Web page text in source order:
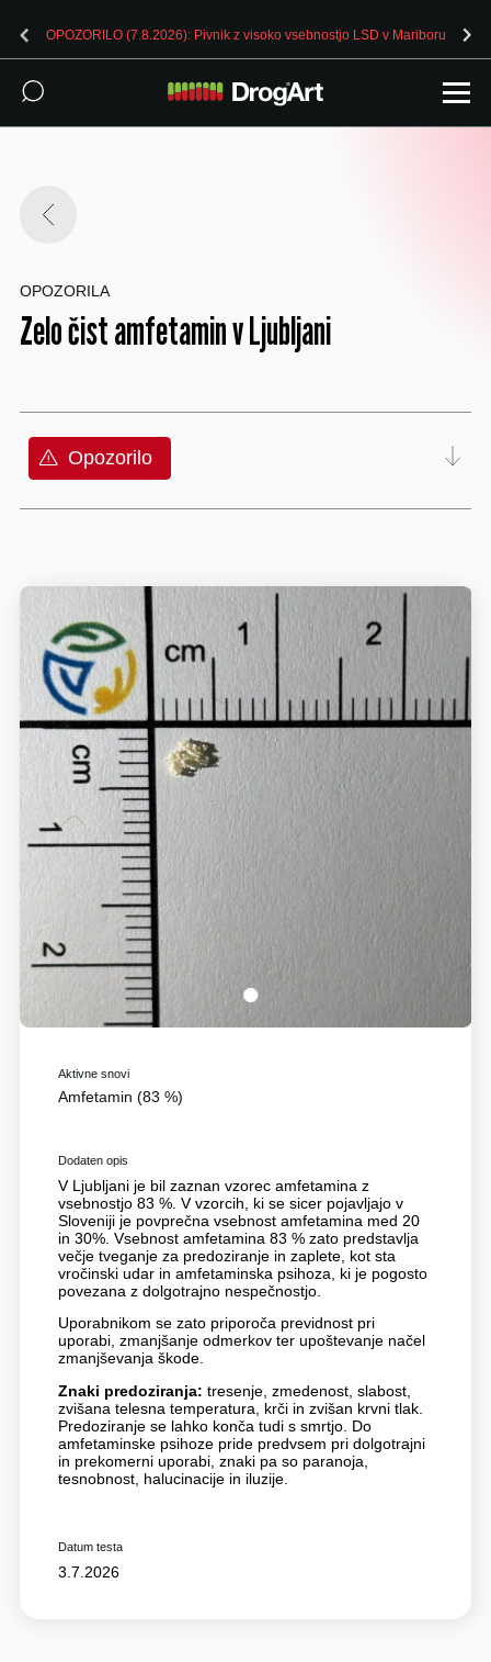
OPOZORILO (7.8.2026): Pivnik z visoko vsebnostjo LSD v Mariboru
OPOZORILA
Zelo čist amfetamin v Ljubljani
Opozorilo
1
Aktivne snovi
Amfetamin (83 %)
Dodaten opis
V Ljubljani je bil zaznan vzorec amfetamina z
vsebnostjo 83 %. V vzorcih, ki se sicer pojavljajo v
Sloveniji je povprečna vsebnost amfetamina med 20
in 30%. Vsebnost amfetamina 83 % zato predstavlja
večje tveganje za predoziranje in zaplete, kot sta
vročinski udar in amfetaminska psihoza, ki je pogosto
povezana z dolgotrajno nespečnostjo.
Uporabnikom se zato priporoča previdnost pri
uporabi, zmanjšanje odmerkov ter upoštevanje načel
zmanjševanja škode.
Znaki predoziranja: tresenje, zmedenost, slabost,
zvišana telesna temperatura, krči in zvišan krvni tlak.
Predoziranje se lahko konča tudi s smrtjo. Do
amfetaminske psihoze pride predvsem pri dolgotrajni
in prekomerni uporabi, znaki pa so paranoja,
tesnobnost, halucinacije in iluzije.
Datum testa
3.7.2026